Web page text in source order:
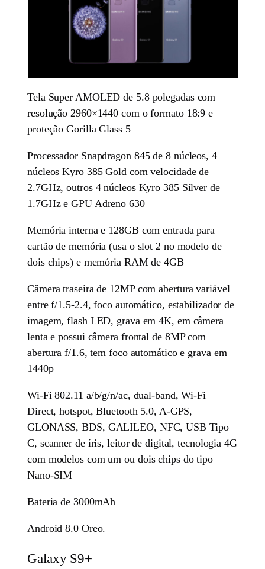
Tela Super AMOLED de 5.8 polegadas com
resolução 2960×1440 com o formato 18:9 e
proteção Gorilla Glass 5
Processador Snapdragon 845 de 8 núcleos, 4
núcleos Kyro 385 Gold com velocidade de
2.7GHz, outros 4 núcleos Kyro 385 Silver de
1.7GHz e GPU Adreno 630
Memória interna e 128GB com entrada para
cartão de memória (usa o slot 2 no modelo de
dois chips) e memória RAM de 4GB
Câmera traseira de 12MP com abertura variável
entre f/1.5-2.4, foco automático, estabilizador de
imagem, flash LED, grava em 4K, em câmera
lenta e possui câmera frontal de 8MP com
abertura f/1.6, tem foco automático e grava em
1440p
Wi-Fi 802.11 a/b/g/n/ac, dual-band, Wi-Fi
Direct, hotspot, Bluetooth 5.0, A-GPS,
GLONASS, BDS, GALILEO, NFC, USB Tipo
C, scanner de íris, leitor de digital, tecnologia 4G
com modelos com um ou dois chips do tipo
Nano-SIM
Bateria de 3000mAh
Android 8.0 Oreo.
Galaxy S9+